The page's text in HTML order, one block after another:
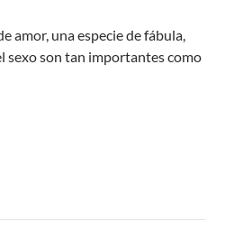
amor, una especie de fábula,
sexo son tan importantes como